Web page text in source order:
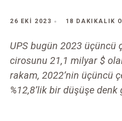
26 EKI 2023 18 DAKIKALIK
UPS bugün 2023 üçüncü
cirosunu 21,1 milyar $
rakam, 2022’nin üçüncü
%12,8’lik bir düşüşe denk